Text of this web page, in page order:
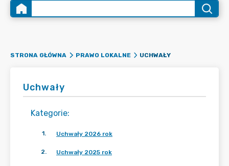
STRONA GŁÓWNA PRAWO LOKALNE UCHWAŁY
Uchwały
Kategorie:
1. Uchwały 2026 rok
2. Uchwały 2025 rok